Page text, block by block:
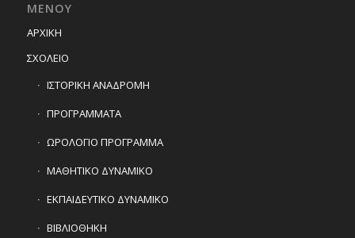
ΜΕΝΟΥ
ΑΡΧΙΚΗ
ΣΧΟΛΕΙΟ
ΙΣΤΟΡΙΚΗ ΑΝΑΔΡΟΜΗ
ΠΡΟΓΡΑΜΜΑΤΑ
ΩΡΟΛΟΓΙΟ ΠΡΟΓΡΑΜΜΑ
ΜΑΘΗΤΙΚΟ ΔΥΝΑΜΙΚΟ
ΕΚΠΑΙΔΕΥΤΙΚΟ ΔΥΝΑΜΙΚΟ
ΒΙΒΛΙΟΘΗΚΗ